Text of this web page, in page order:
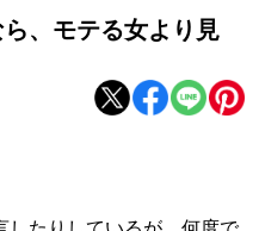
、モテる女より見